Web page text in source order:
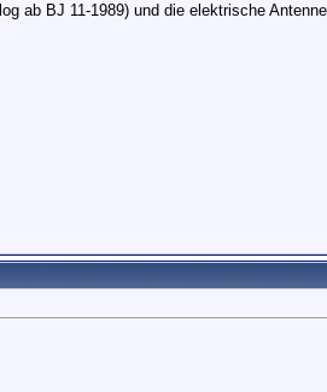
ab BJ 11-1989) und die elektrische